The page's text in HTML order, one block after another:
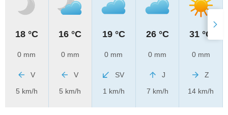
18 °C
0 mm
V
5 km/h
16 °C
0 mm
V
5 km/h
19 °C
0 mm
SV
1 km/h
26 °C
0 mm
J
7 km/h
31 °C
0 mm
Z
14 km/h